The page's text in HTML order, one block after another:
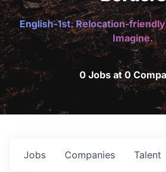
English-1st. Relocation-
Imagine.
0 Jobs at 0
Jobs Companies Talent